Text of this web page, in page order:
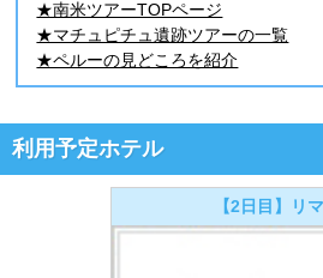
★南米ツアーTOPページ
★マチュピチュ遺跡ツアーの一覧
★ペルーの見どころを紹介
利用予定ホテル
【2日目】リマ